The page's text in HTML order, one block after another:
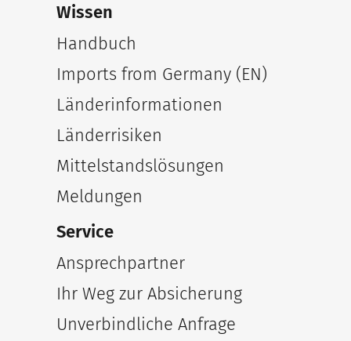
Wissen
Handbuch
Imports from Germany (EN)
Länderinformationen
Länderrisiken
Mittelstandslösungen
Meldungen
Service
Ansprechpartner
Ihr Weg zur Absicherung
Unverbindliche Anfrage